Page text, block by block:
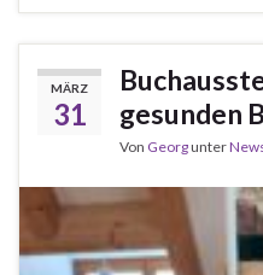
MÄRZ
31
gesunden
Von Georgunter